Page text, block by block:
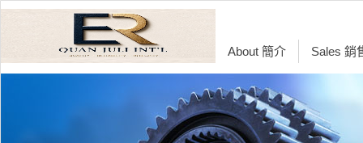
About 簡介 Sales 銷